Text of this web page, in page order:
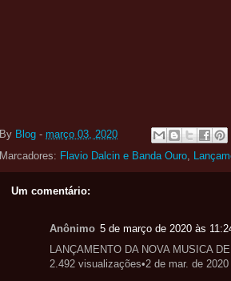
By Blog - março 03, 2020
Marcadores: Flavio Dalcin e Banda Ouro,
Um comentário:
Anônimo 5 de março de 2020 às
LANÇAMENTO DA NOVA MUSICA
2.492 visualizações•2 de mar. de